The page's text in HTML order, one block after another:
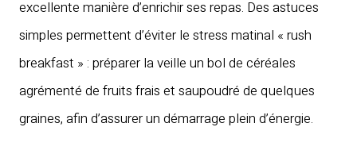
excellente manière d’enrichir ses repas. Des astuces
simples permettent d’éviter le stress matinal « rush
breakfast » : préparer la veille un bol de céréales
agrémenté de fruits frais et saupoudré de quelques
graines, afin d’assurer un démarrage plein d’énergie.